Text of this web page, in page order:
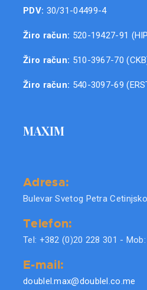
PDV: 30/31-04499-4
Žiro račun: 520-19427-91
Žiro račun: 510-3967-70
Žiro račun: 540-3097-69
MAXIM
Adresa:
Bulevar Svetog Petra
Telefon:
Tel: +382 (0)20 228 301 -
E-mail:
doublel.max@doublel.co.me